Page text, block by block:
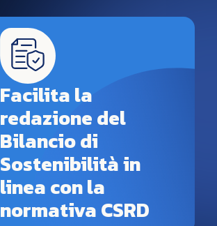
Facilita la
redazione del
Bilancio di
Sostenibilità in
linea con la
normativa CSRD